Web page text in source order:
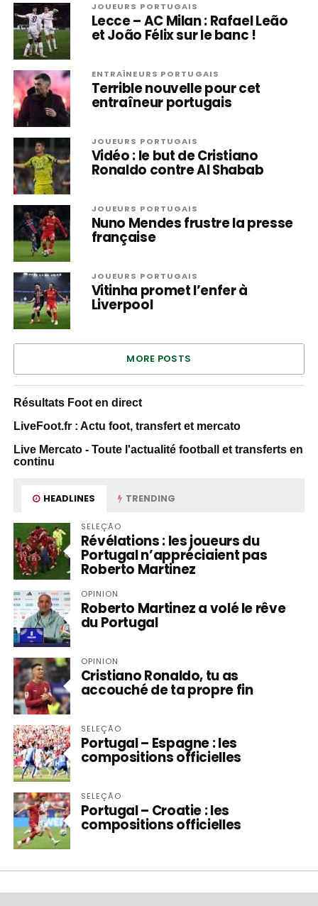
JOUEURS PORTUGAIS
Lecce – AC Milan : Rafael Leão
et João Félix sur le banc !
ENTRAÎNEURS PORTUGAIS
Terrible nouvelle pour cet
entraîneur portugais
JOUEURS PORTUGAIS
Vidéo : le but de Cristiano
Ronaldo contre Al Shabab
JOUEURS PORTUGAIS
Nuno Mendes frustre la presse
française
JOUEURS PORTUGAIS
Vitinha promet l’enfer à
Liverpool
MORE POSTS
Résultats Foot en direct
LiveFoot.fr : Actu foot, transfert et mercato
Live Mercato - Toute l'actualité football et transferts en
continu
HEADLINES TRENDING
SELEÇÃO
Révélations : les joueurs du
Portugal n’appréciaient pas
Roberto Martinez
OPINION
Roberto Martinez a volé le rêve
du Portugal
OPINION
Cristiano Ronaldo, tu as
accouché de ta propre fin
SELEÇÃO
Portugal – Espagne : les
compositions officielles
SELEÇÃO
Portugal – Croatie : les
compositions officielles